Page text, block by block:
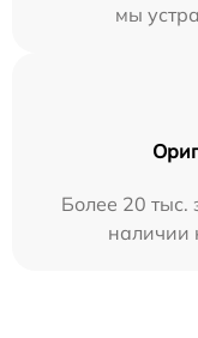
мы
Более 20 тыс.
наличии